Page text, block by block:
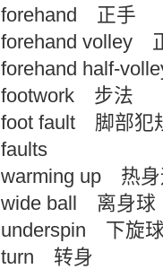
forehand 正手
forehand volley
forehand half-
footwork 步法
foot fault 脚部犯
faults
warming up 热身
wide ball 离身球
underspin 下旋
turn 转身